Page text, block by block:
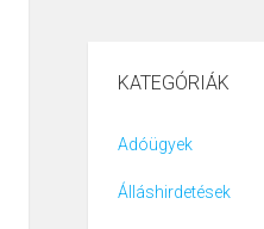
KATEGÓRIÁK
Adóügyek
Álláshirdetések